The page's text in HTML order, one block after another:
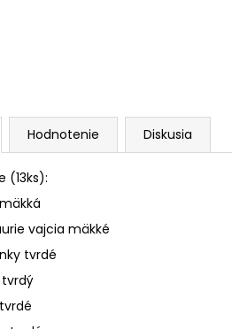
Hodnotenie Diskusia
(13ks):
vajcia mäkké
tvrdé
tvrdý